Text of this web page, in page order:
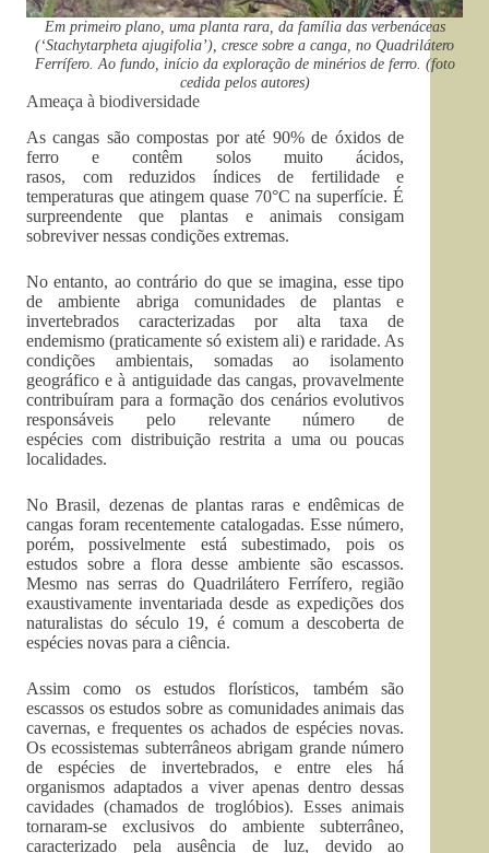
Em primeiro plano, uma planta rara, da família das verbenáceas
(‘Stachytarpheta ajugifolia’), cresce sobre a canga, no Quadrilátero
Ferrífero. Ao fundo, início da exploração de minérios de ferro. (foto
cedida pelos autores)
Ameaça à biodiversidade
As cangas são compostas por até 90% de óxidos de
ferro e contêm solos muito ácidos,
rasos, com reduzidos índices de fertilidade e
temperaturas que atingem quase 70°C na superfície. É
surpreendente que plantas e animais consigam
sobreviver nessas condições extremas.
No entanto, ao contrário do que se imagina, esse tipo
de ambiente abriga comunidades de plantas e
invertebrados caracterizadas por alta taxa de
endemismo (praticamente só existem ali) e raridade. As
condições ambientais, somadas ao isolamento
geográfico e à antiguidade das cangas, provavelmente
contribuíram para a formação dos cenários evolutivos
responsáveis pelo relevante número de
espécies com distribuição restrita a uma ou poucas
localidades.
No Brasil, dezenas de plantas raras e endêmicas de
cangas foram recentemente catalogadas. Esse número,
porém, possivelmente está subestimado, pois os
estudos sobre a flora desse ambiente são escassos.
Mesmo nas serras do Quadrilátero Ferrífero, região
exaustivamente inventariada desde as expedições dos
naturalistas do século 19, é comum a descoberta de
espécies novas para a ciência.
Assim como os estudos florísticos, também são
escassos os estudos sobre as comunidades animais das
cavernas, e frequentes os achados de espécies novas.
Os ecossistemas subterrâneos abrigam grande número
de espécies de invertebrados, e entre eles há
organismos adaptados a viver apenas dentro dessas
cavidades (chamados de troglóbios). Esses animais
tornaram-se exclusivos do ambiente subterrâneo,
caracterizado pela ausência de luz, devido ao